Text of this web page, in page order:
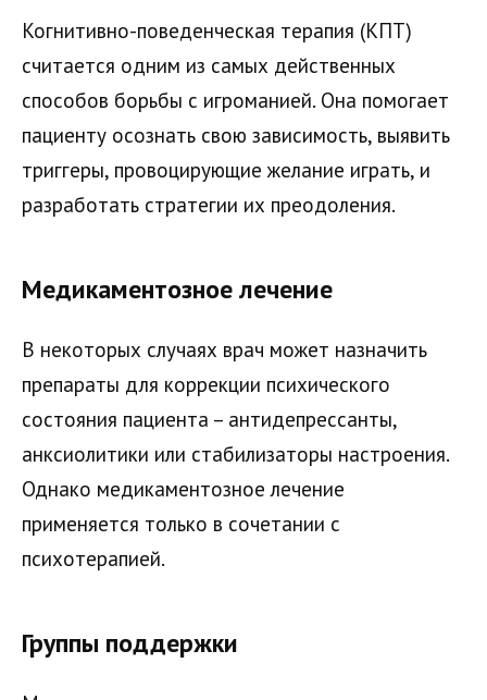
Когнитивно-поведенческая терапия (КПТ)
считается одним из самых действенных
способов борьбы с игроманией. Она помогает
пациенту осознать свою зависимость, выявить
триггеры, провоцирующие желание играть, и
разработать стратегии их преодоления.
Медикаментозное лечение
В некоторых случаях врач может назначить
препараты для коррекции психического
состояния пациента – антидепрессанты,
анксиолитики или стабилизаторы настроения.
Однако медикаментозное лечение
применяется только в сочетании с
психотерапией.
Группы поддержки